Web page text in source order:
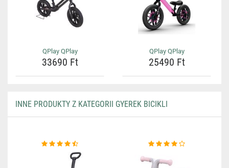
QPlay QPlay
33690 Ft
QPlay QPlay
25490 Ft
INNE PRODUKTY Z KATEGORII GYEREK BICIKLI